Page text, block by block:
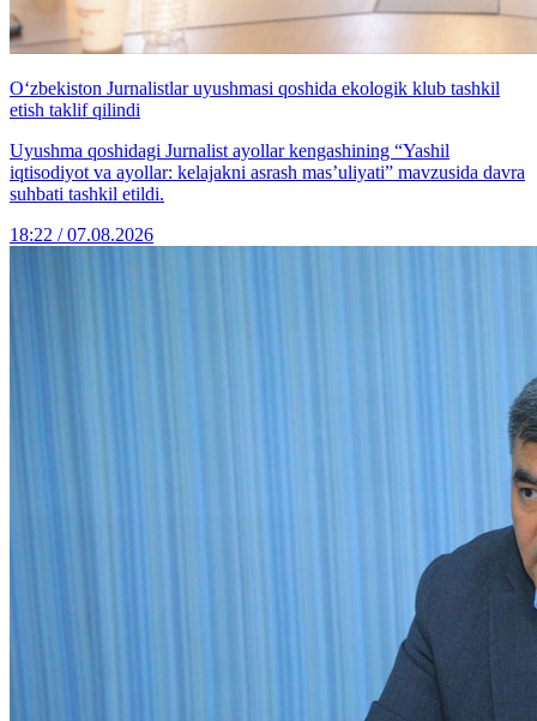
O‘zbekiston Jurnalistlar uyushmasi qoshida ekologik klub tashkil
etish taklif qilindi
Uyushma qoshidagi Jurnalist ayollar kengashining “Yashil
iqtisodiyot va ayollar: kelajakni asrash mas’uliyati” mavzusida davra
suhbati tashkil etildi.
18:22 / 07.08.2026